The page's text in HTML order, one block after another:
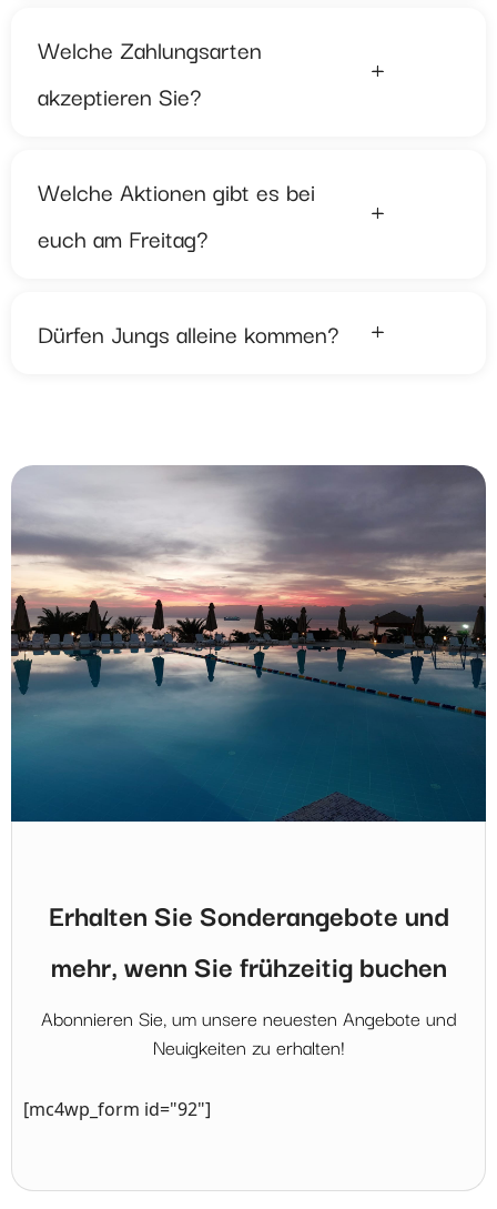
Welche Zahlungsarten
akzeptieren Sie?
Welche Aktionen gibt es bei
euch am Freitag?
Dürfen Jungs alleine kommen?
Erhalten Sie Sonderangebote und
mehr, wenn Sie frühzeitig buchen
Abonnieren Sie, um unsere neuesten Angebote und
Neuigkeiten zu erhalten!
[mc4wp_form id="92"]